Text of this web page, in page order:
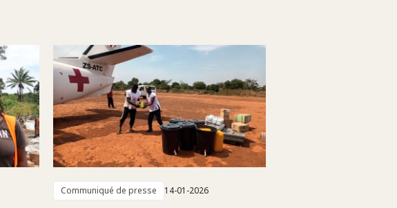
Communiqué de presse 14-01-2026